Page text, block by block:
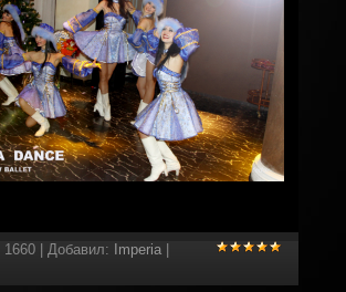
1660| Добавил: Imperia